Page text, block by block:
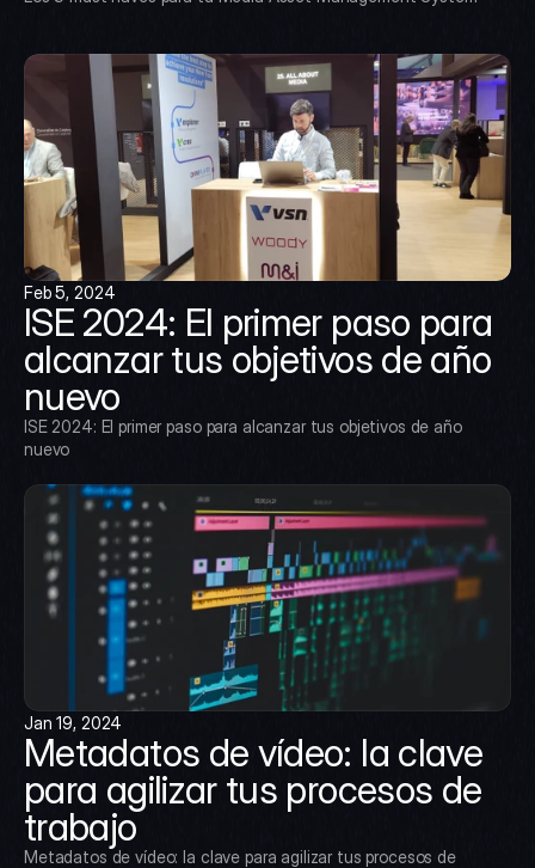
Feb 5, 2024
ISE 2024: El primer paso para
alcanzar tus objetivos de año
nuevo
ISE 2024: El primer paso para alcanzar tus objetivos de año
nuevo
Jan 19, 2024
Metadatos de vídeo: la clave
para agilizar tus procesos de
trabajo
Metadatos de vídeo: la clave para agilizar tus procesos de